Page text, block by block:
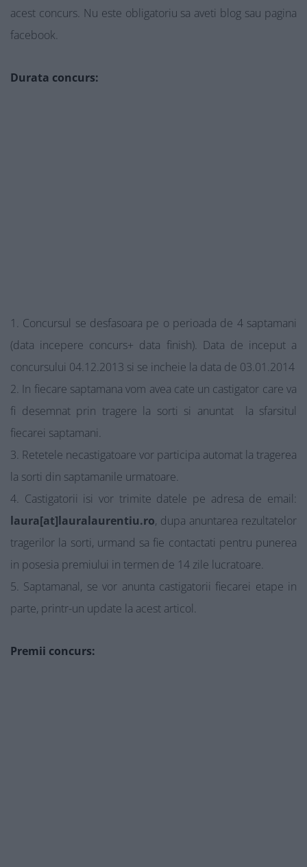
acest concurs. Nu este obligatoriu sa aveti blog sau pagina
facebook.
Durata concurs:
Concursul se desfasoara pe o perioada de 4 saptamani
(data incepere concurs+ data finish). Data de inceput a
concursului 04.12.2013 si se incheie la data de 03.01.2014
In fiecare saptamana vom avea cate un castigator care va
fi desemnat prin tragere la sorti si anuntat la sfarsitul
fiecarei saptamani.
Retetele necastigatoare vor participa automat la tragerea
la sorti din saptamanile urmatoare.
Castigatorii isi vor trimite datele pe adresa de email:
laura[at]lauralaurentiu.ro, dupa anuntarea rezultatelor
tragerilor la sorti, urmand sa fie contactati pentru punerea
in posesia premiului in termen de 14 zile lucratoare.
Saptamanal, se vor anunta castigatorii fiecarei etape in
parte, printr-un update la acest articol.
Premii concurs: